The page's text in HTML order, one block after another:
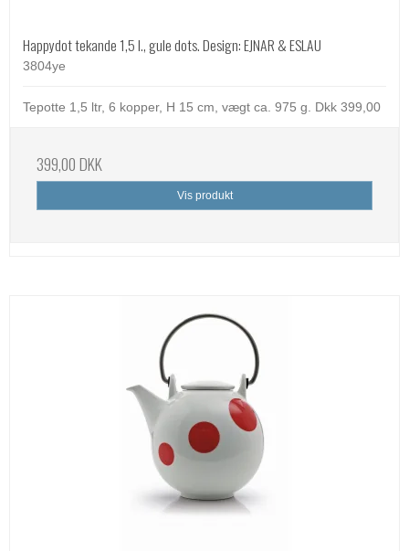
Happydot tekande 1,5 l., gule dots. Design: EJNAR & ESLAU
3804ye
Tepotte 1,5 ltr, 6 kopper, H 15 cm, vægt ca. 975 g. Dkk 399,00
399,00 DKK
Vis produkt